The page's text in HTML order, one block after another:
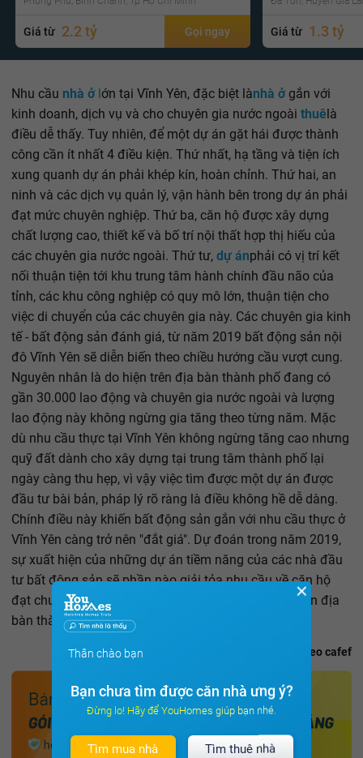
Giá từ 2.2 tỷ Gọi ngay Giá từ 1.3 tỷ
Nhu cầu nhà ởl ớn tại Vĩnh Yên, đặc biệt lànhà ởgắn với
kinh doanh, dịch vụ và cho chuyên gia nước ngoài thuê là
điều dễ thấy. Tuy nhiên, để một dự án gặt hái được thành
công cần ít nhất 4 điều kiện. Thứ nhất, hạ tầng và tiện ích
xung quanh dự án phải khép kín, hoàn chỉnh. Thứ hai, an
ninh và các dịch vụ quản lý, vận hành bên trong dự án phải
đạt mức chuyên nghiệp. Thứ ba, căn hộ được xây dựng
chất lượng cao, thiết kế và bố trí nội thất hợp thị hiếu của
các chuyên gia nước ngoài. Thứ tư, dự ánphải có vị trí kết
nối thuận tiện tới khu trung tâm hành chính đầu não của
tỉnh, các khu công nghiệp có quy mô lớn, thuận tiện cho
việc di chuyển của các chuyên gia này. Các chuyên gia kinh
tế - bất động sản đánh giá, từ năm 2019 bất động sản nội
đô Vĩnh Yên sẽ diễn biến theo chiều hướng cầu vượt cung.
Nguyên nhân là do hiện trên địa bàn thành phố đang có
gần 30.000 lao động và chuyên gia nước ngoài và lượng
lao động này không ngừng gia tăng theo từng năm. Mặc
dù nhu cầu thực tại Vĩnh Yên không ngừng tăng cao nhưng
quỹ đất dành cho xây dựng tại trung tâm thành phố lại
ngày càng thu hẹp, vì vậy việc tìm được một dự án được
đầu tư bài bản, pháp lý rõ ràng là điều không hề dễ dàng.
Chính điều này khiến bất động sản gắn với nhu cầu thực ở
Vĩnh Yên càng trở nên "đắt giá". Dự đoán trong năm 2019,
sự xuất hiện của những dự án tiềm năng của các nhà đầu
tư bất động sản sẽ phần nào giải tỏa nhu cầu về căn hộ
đạt chuẩn cho hàng ngàn chuyên gia nước ngoài trên địa
bàn thành phố Vĩnh Yên.
Theo cafef
✕
Thân chào bạn
Bạn chưa tìm được căn nhà ưng ý?
Đừng lo! Hãy để YouHomes giúp bạn nhé.
Tìm mua nhà Tìm thuê nhà